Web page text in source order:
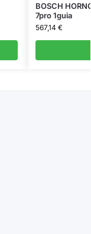
BOSCH
7pro 1guia
567,14 €